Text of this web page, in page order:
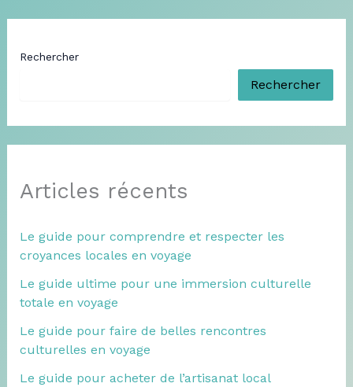
Rechercher
Rechercher
Articles récents
Le guide pour comprendre et respecter les
croyances locales en voyage
Le guide ultime pour une immersion culturelle
totale en voyage
Le guide pour faire de belles rencontres
culturelles en voyage
Le guide pour acheter de l’artisanat local